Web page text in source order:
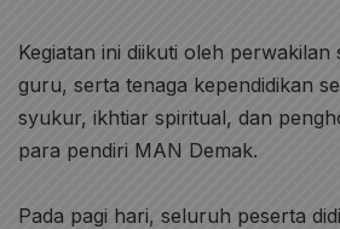
Kegiatan ini diikuti oleh perwakilan
guru, serta tenaga kependidikan
syukur, ikhtiar spiritual, dan
para pendiri MAN Demak.
Pada pagi hari, seluruh peserta